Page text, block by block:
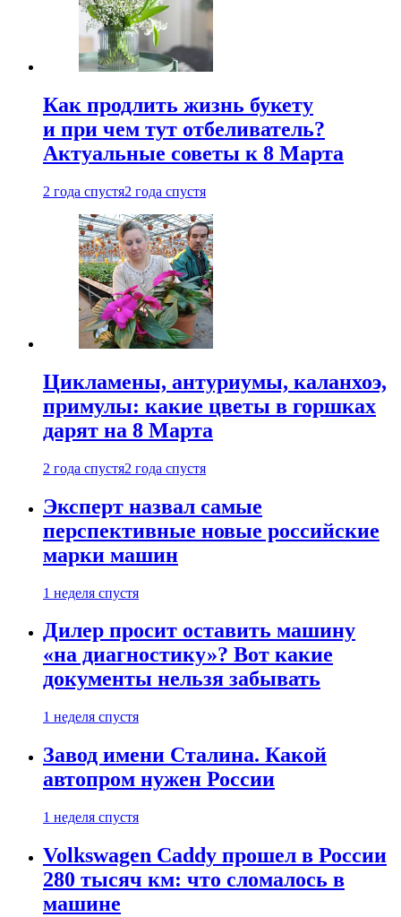
Как продлить жизнь букету
и при чем тут отбеливатель?
Актуальные советы к 8 Марта
2 года спустя2 года спустя
Цикламены, антуриумы, каланхоэ,
примулы: какие цветы в горшках
дарят на 8 Марта
2 года спустя2 года спустя
Эксперт назвал самые
перспективные новые российские
марки машин
1 неделя спустя
Дилер просит оставить машину
«на диагностику»? Вот какие
документы нельзя забывать
1 неделя спустя
Завод имени Сталина. Какой
автопром нужен России
1 неделя спустя
Volkswagen Caddy прошел в России
280 тысяч км: что сломалось в
машине